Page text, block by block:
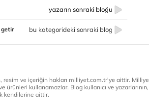
yazarın sonraki bloğu
bu kategorideki sonraki blog
getir
resim ve içeriğin hakları milliyet.com.tr'ye aittir.
kullanamazlar. Blog kullanıcı ve
kendilerine aittir.